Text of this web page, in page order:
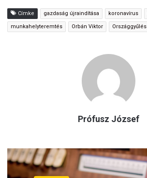
Címke gazdaság újraindítása koronavírus
munkahelyteremtés Orbán Viktor Országgyűlés
Prófusz József